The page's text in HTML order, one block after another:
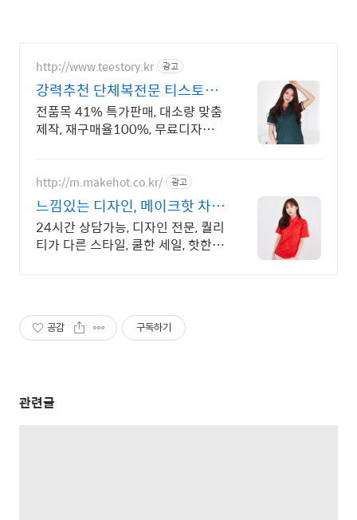
http://www.teestory.kr 광고
강력추천 단체복전문 티스토리
전품목 41% 특가세일
전품목 41% 특가판매, 대소량 맞춤
제작, 재구매율100%, 무료디자인,
http://m.makehot.co.kr/ 광고
느낌있는 디자인, 메이크핫 차별
화되고 세련된 디자인!
24시간 상담가능, 디자인 전문, 퀄리
티가 다른 스타일, 쿨한 세일, 핫한
공감 구독하기
관련글